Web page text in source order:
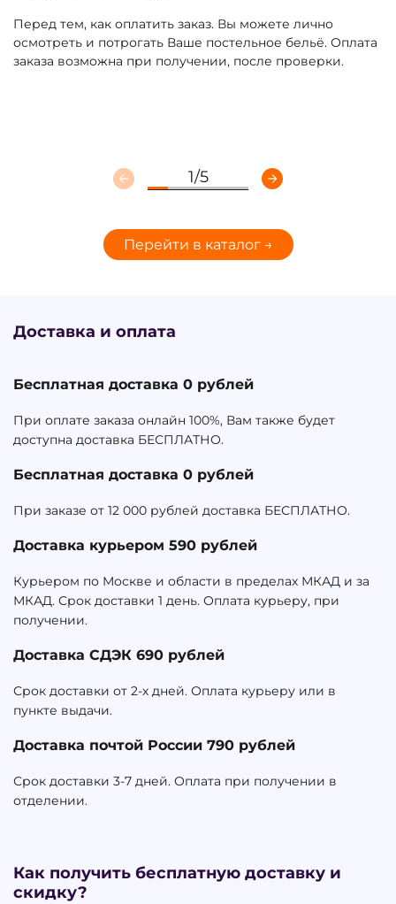
Перед тем, как оплатить заказ. Вы можете лично
осмотреть и потрогать Ваше постельное бельё. Оплата
заказа возможна при получении, после проверки.
Покупая белье в нашем интернет-магазине, Вы
приобретаете 2 в 1, так как комплекты двусторонние.
Нужно только перевернуть пододеяльник и у Вас
1/5
Перейти в каталог →
Доставка и оплата
Бесплатная доставка 0 рублей
При оплате заказа онлайн 100%, Вам также будет
доступна доставка БЕСПЛАТНО.
Бесплатная доставка 0 рублей
При заказе от 12 000 рублей доставка БЕСПЛАТНО.
Доставка курьером 590 рублей
Курьером по Москве и области в пределах МКАД и за
МКАД. Срок доставки 1 день. Оплата курьеру, при
получении.
Доставка СДЭК 690 рублей
Срок доставки от 2-х дней. Оплата курьеру или в
пункте выдачи.
Доставка почтой России 790 рублей
Срок доставки 3-7 дней. Оплата при получении в
отделении.
Как получить бесплатную доставку и
скидку?